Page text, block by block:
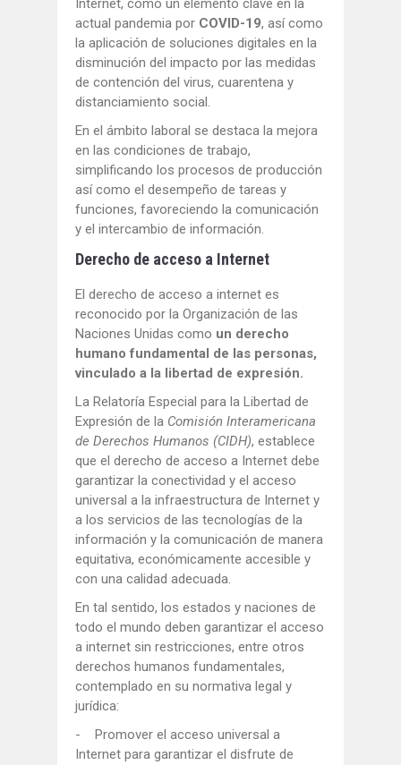
Internet, como un elemento clave en la
actual pandemia por COVID-19, así como
la aplicación de soluciones digitales en la
disminución del impacto por las medidas
de contención del virus, cuarentena y
distanciamiento social.
En el ámbito laboral se destaca la mejora
en las condiciones de trabajo,
simplificando los procesos de producción
así como el desempeño de tareas y
funciones, favoreciendo la comunicación
y el intercambio de información.
Derecho de acceso a Internet
El derecho de acceso a internet es
reconocido por la Organización de las
Naciones Unidas como un derecho
humano fundamental de las personas,
vinculado a la libertad de expresión.
La Relatoría Especial para la Libertad de
Expresión de la Comisión Interamericana
de Derechos Humanos (CIDH), establece
que el derecho de acceso a Internet debe
garantizar la conectividad y el acceso
universal a la infraestructura de Internet y
a los servicios de las tecnologías de la
información y la comunicación de manera
equitativa, económicamente accesible y
con una calidad adecuada.
En tal sentido, los estados y naciones de
todo el mundo deben garantizar el acceso
a internet sin restricciones, entre otros
derechos humanos fundamentales,
contemplado en su normativa legal y
jurídica:
- Promover el acceso universal a
Internet para garantizar el disfrute de